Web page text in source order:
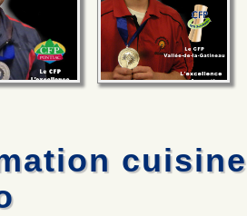
cuisine